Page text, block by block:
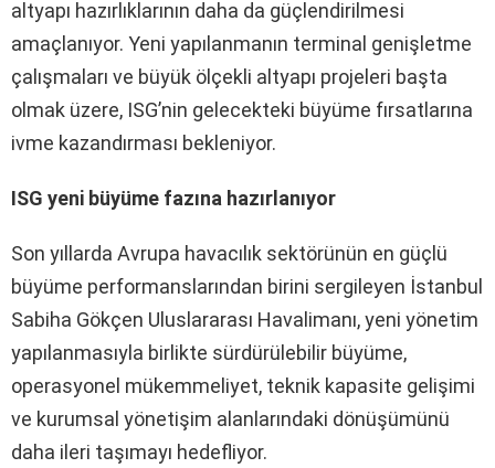
altyapı hazırlıklarının daha da güçlendirilmesi
amaçlanıyor. Yeni yapılanmanın terminal genişletme
çalışmaları ve büyük ölçekli altyapı projeleri başta
olmak üzere, ISG’nin gelecekteki büyüme fırsatlarına
ivme kazandırması bekleniyor.
ISG yeni büyüme fazına hazırlanıyor
Son yıllarda Avrupa havacılık sektörünün en güçlü
büyüme performanslarından birini sergileyen İstanbul
Sabiha Gökçen Uluslararası Havalimanı, yeni yönetim
yapılanmasıyla birlikte sürdürülebilir büyüme,
operasyonel mükemmeliyet, teknik kapasite gelişimi
ve kurumsal yönetişim alanlarındaki dönüşümünü
daha ileri taşımayı hedefliyor.